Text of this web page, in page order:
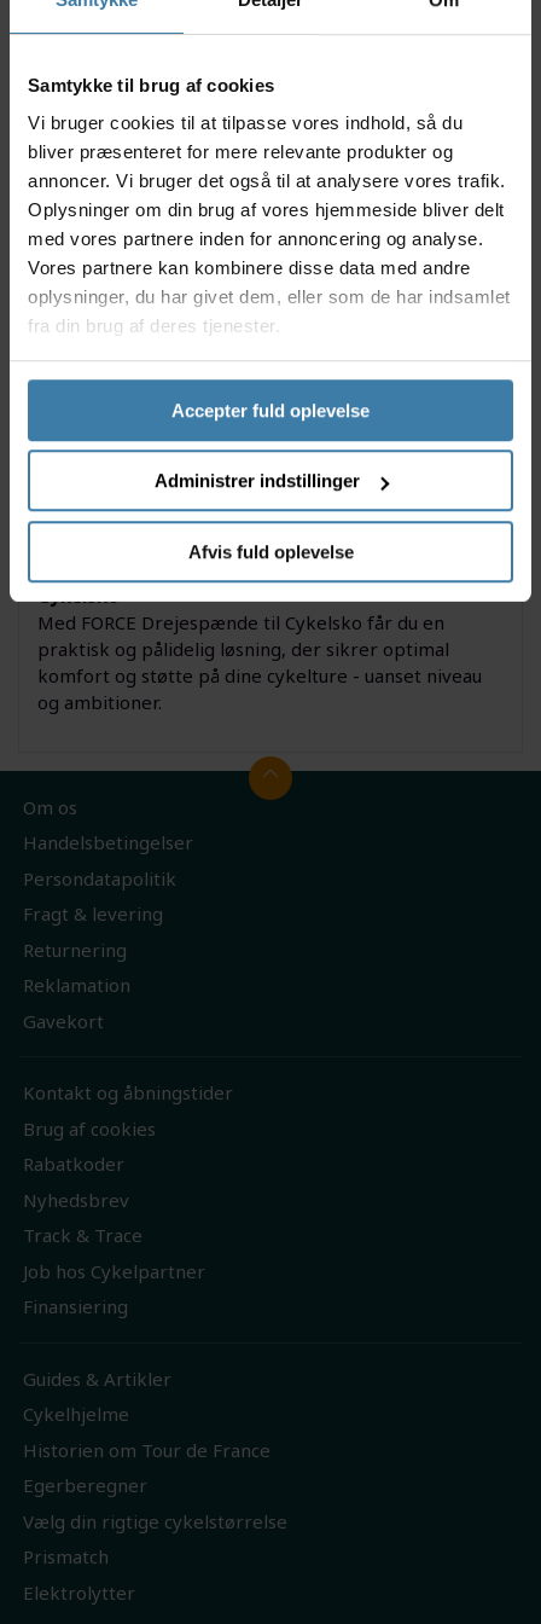
Samtykke til brug af cookies
Vi bruger cookies til at tilpasse vores indhold, så du
bliver præsenteret for mere relevante produkter og
annoncer. Vi bruger det også til at analysere vores trafik.
Oplysninger om din brug af vores hjemmeside bliver delt
med vores partnere inden for annoncering og analyse.
Vores partnere kan kombinere disse data med andre
oplysninger, du har givet dem, eller som de har indsamlet
fra din brug af deres tjenester.
Accepter fuld oplevelse
Administrer indstillinger
Afvis fuld oplevelse
uanset om du cykler landevej eller mountainbike.
drejemekanisme
Præcis justering for optimal pasform og komfort
Designet til eftermontering på de fleste cykelsko
Solid konstruktion af slidstærke materialer
Bidrager til forbedret fodstøtte under cykling
Anvendelse
FORCE Drejespænde til Cykelsko er ideel til både
motionsryttere og dedikerede cyklister, der ønsker
et pålideligt og letanvendeligt spænde til deres
mountainbike, giver dette spænde dig mulighed for
hurtigt at tilpasse skoene, hvilket reducerer risikoen
for ubehag og blærer. Den simple montering gør det
til et oplagt valg, hvis dine gamle spænder skal
udskiftes eller opgraderes.
Derfor skal du vælge FORCE Drejespænde til
Cykelsko
Med FORCE Drejespænde til Cykelsko får du en
praktisk og pålidelig løsning, der sikrer optimal
komfort og støtte på dine cykelture - uanset niveau
og ambitioner.
Om os
Handelsbetingelser
Persondatapolitik
Fragt & levering
Returnering
Reklamation
Gavekort
Kontakt og åbningstider
Brug af cookies
Rabatkoder
Nyhedsbrev
Track & Trace
Job hos Cykelpartner
Finansiering
Guides & Artikler
Cykelhjelme
Historien om Tour de France
Egerberegner
Vælg din rigtige cykelstørrelse
Prismatch
Elektrolytter